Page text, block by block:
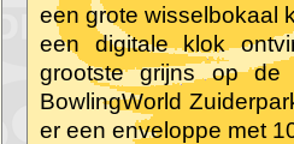
een grote wisselbokaal
een digitale klok
grootste grijns op
BowlingWorld
er een enveloppe met